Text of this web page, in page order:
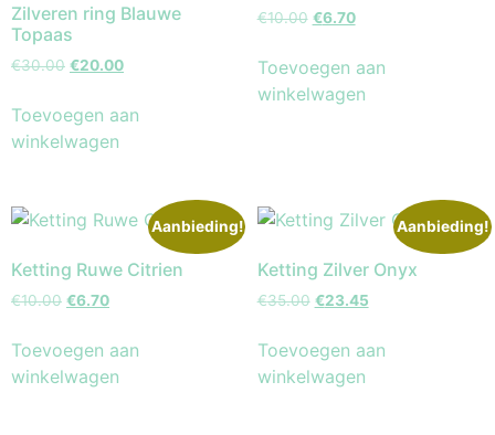
Zilveren ring Blauwe
Topaas
€30.00 €20.00
Toevoegen aan
winkelwagen
€10.00 €6.70
Toevoegen aan
winkelwagen
Aanbieding!
Ketting Ruwe Citrien
€10.00 €6.70
Toevoegen aan
winkelwagen
Aanbieding!
Ketting Zilver Onyx
€35.00 €23.45
Toevoegen aan
winkelwagen